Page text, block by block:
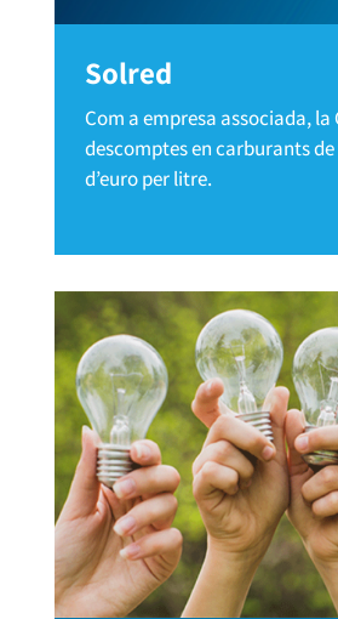
Solred
Com a empresa associada, la
descomptes en carburants de
d’euro per litre.